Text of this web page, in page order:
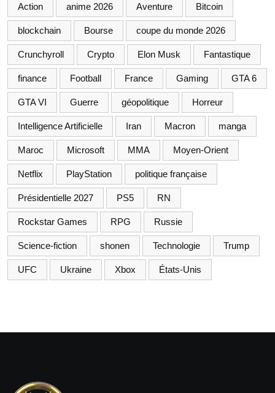
Action anime 2026 Aventure Bitcoin
blockchain Bourse coupe du monde 2026
Crunchyroll Crypto Elon Musk Fantastique
finance Football France Gaming GTA 6
GTA VI Guerre géopolitique Horreur
Intelligence Artificielle Iran Macron manga
Maroc Microsoft MMA Moyen-Orient
Netflix PlayStation politique française
Présidentielle 2027 PS5 RN
Rockstar Games RPG Russie
Science-fiction shonen Technologie Trump
UFC Ukraine Xbox États-Unis